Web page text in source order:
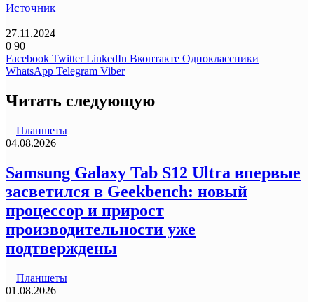
Источник
27.11.2024
0 90
Facebook Twitter LinkedIn Вконтакте Одноклассники
WhatsApp Telegram Viber
Читать следующую
Планшеты
04.08.2026
Samsung Galaxy Tab S12 Ultra впервые
засветился в Geekbench: новый
процессор и прирост
производительности уже
подтверждены
Планшеты
01.08.2026